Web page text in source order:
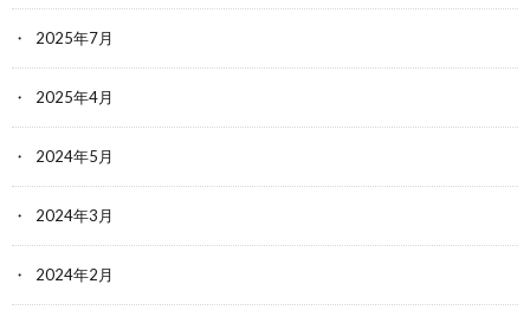
2025年7月
2025年4月
2024年5月
2024年3月
2024年2月